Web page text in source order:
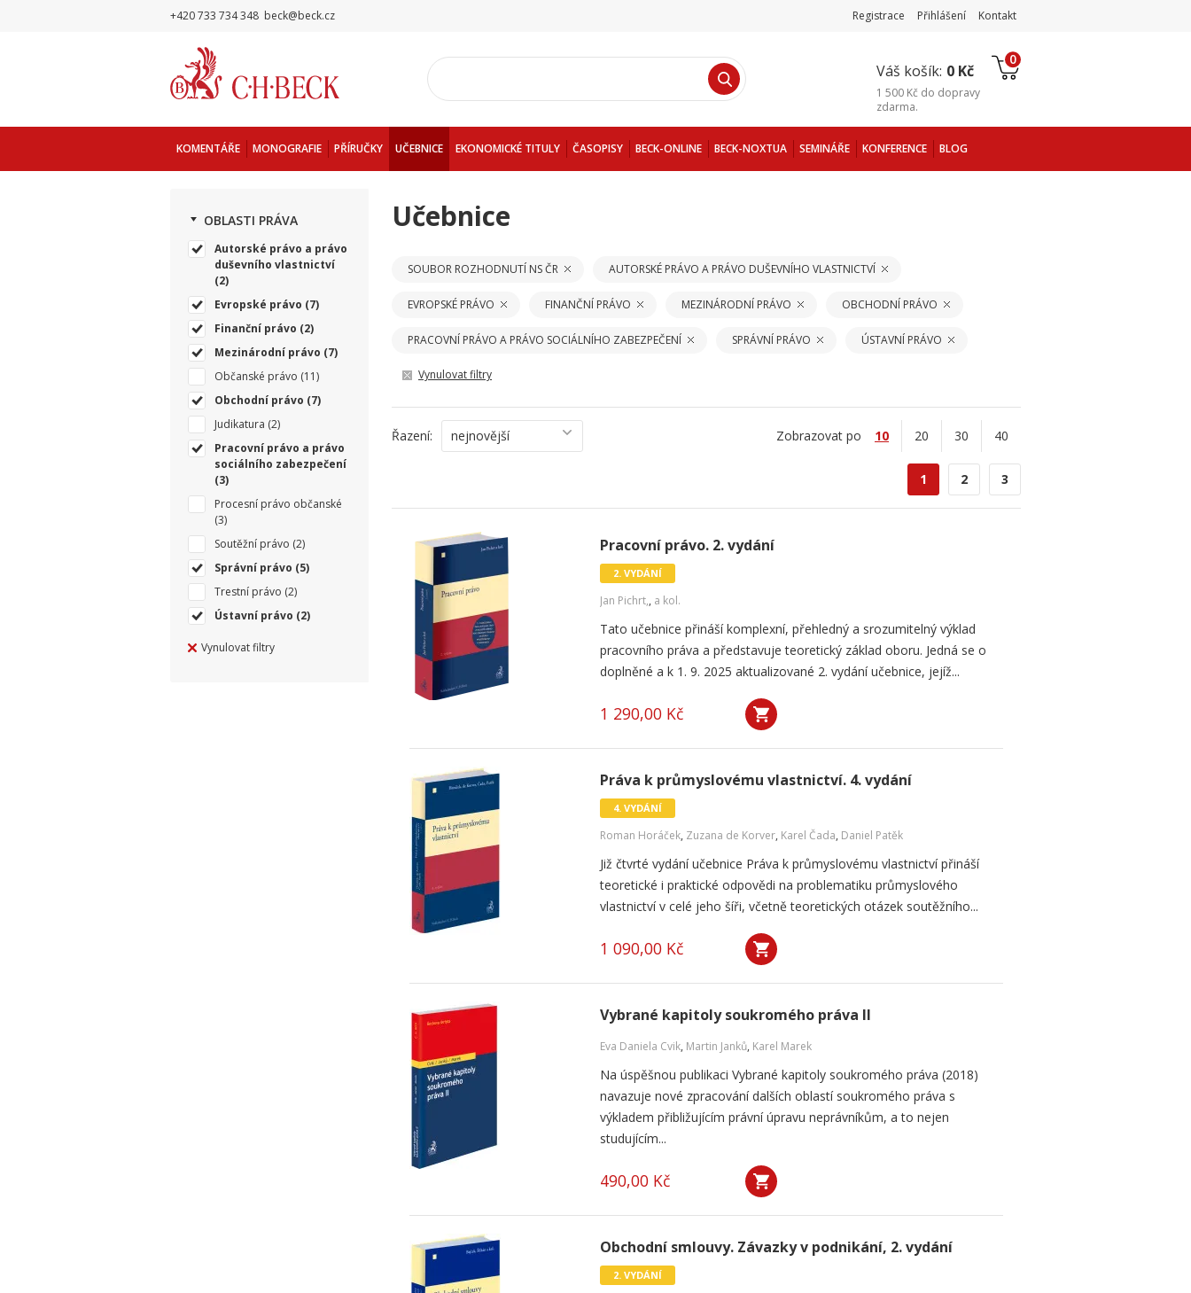
+420 733 734 348 beck@beck.cz Registrace Přihlášení Kontakt
Váš košík: 0 Kč
0
1 500 Kč do dopravy
zdarma.
KOMENTÁŘE MONOGRAFIE PŘÍRUČKY UČEBNICE EKONOMICKÉ TITULY ČASOPISY BECK-ONLINE BECK-NOXTUA SEMINÁŘE KONFERENCE BLOG
OBLASTI PRÁVA
Autorské právo a právo
duševního vlastnictví
(2)
Evropské právo (7)
Finanční právo (2)
Mezinárodní právo (7)
Občanské právo (11)
Obchodní právo (7)
Judikatura (2)
Pracovní právo a právo
sociálního zabezpečení
(3)
Procesní právo občanské
(3)
Soutěžní právo (2)
Správní právo (5)
Trestní právo (2)
Ústavní právo (2)
Vynulovat filtry
Učebnice
SOUBOR ROZHODNUTÍ NS ČR AUTORSKÉ PRÁVO A PRÁVO DUŠEVNÍHO VLASTNICTVÍ
EVROPSKÉ PRÁVO FINANČNÍ PRÁVO MEZINÁRODNÍ PRÁVO OBCHODNÍ PRÁVO
PRACOVNÍ PRÁVO A PRÁVO SOCIÁLNÍHO ZABEZPEČENÍ SPRÁVNÍ PRÁVO ÚSTAVNÍ PRÁVO
Vynulovat filtry
Řazení: nejnovější Zobrazovat po 10 20 30 40
1 2 3
Pracovní právo. 2. vydání
2. VYDÁNÍ
Jan Pichrt,, a kol.
Tato učebnice přináší komplexní, přehledný a srozumitelný výklad
pracovního práva a představuje teoretický základ oboru. Jedná se o
doplněné a k 1. 9. 2025 aktualizované 2. vydání učebnice, jejíž...
1 290,00 Kč
Práva k průmyslovému vlastnictví. 4. vydání
4. VYDÁNÍ
Roman Horáček, Zuzana de Korver, Karel Čada, Daniel Patěk
Již čtvrté vydání učebnice Práva k průmyslovému vlastnictví přináší
teoretické i praktické odpovědi na problematiku průmyslového
vlastnictví v celé jeho šíři, včetně teoretických otázek soutěžního...
1 090,00 Kč
Vybrané kapitoly soukromého práva II
Eva Daniela Cvik, Martin Janků, Karel Marek
Na úspěšnou publikaci Vybrané kapitoly soukromého práva (2018)
navazuje nové zpracování dalších oblastí soukromého práva s
výkladem přibližujícím právní úpravu neprávníkům, a to nejen
studujícím...
490,00 Kč
Obchodní smlouvy. Závazky v podnikání, 2. vydání
2. VYDÁNÍ